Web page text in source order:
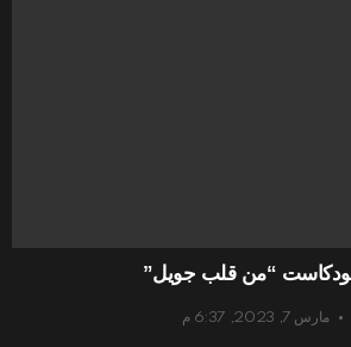
بودكاست “من قلب جويل”
مارس 7, 2023, 6:37 م